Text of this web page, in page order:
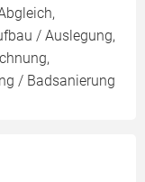
/ Auslegung,
/ Badsanierung